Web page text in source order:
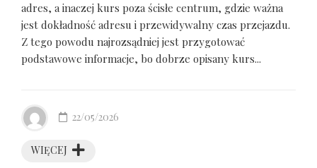
adres, a inaczej kurs poza ścisłe centrum, gdzie ważna
jest dokładność adresu i przewidywalny czas przejazdu.
Z tego powodu najrozsądniej jest przygotować
podstawowe informacje, bo dobrze opisany kurs...
WIĘCEJ
22/05/2026